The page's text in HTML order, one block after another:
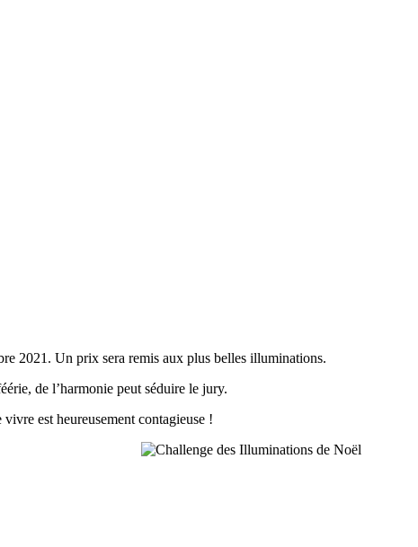
2021. Un prix sera remis aux plus belles illuminations.
de l’harmonie peut séduire le jury.
est heureusement contagieuse !